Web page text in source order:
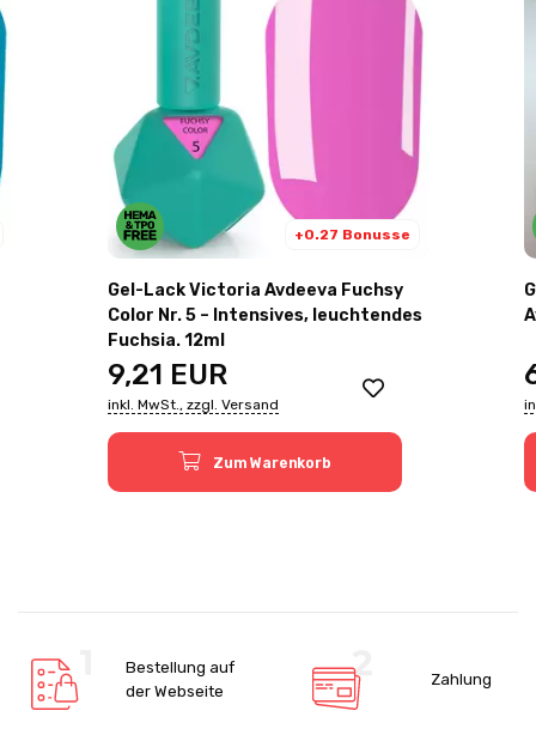
+0.27 Bonusse
Gel-Lack Victoria Avdeeva Fuchsy
Color Nr. 5 – Intensives, leuchtendes
Fuchsia. 12ml
9,21 EUR
inkl. MwSt., zzgl. Versand
Zum Warenkorb
Bestellung auf
der Webseite
Zahlung